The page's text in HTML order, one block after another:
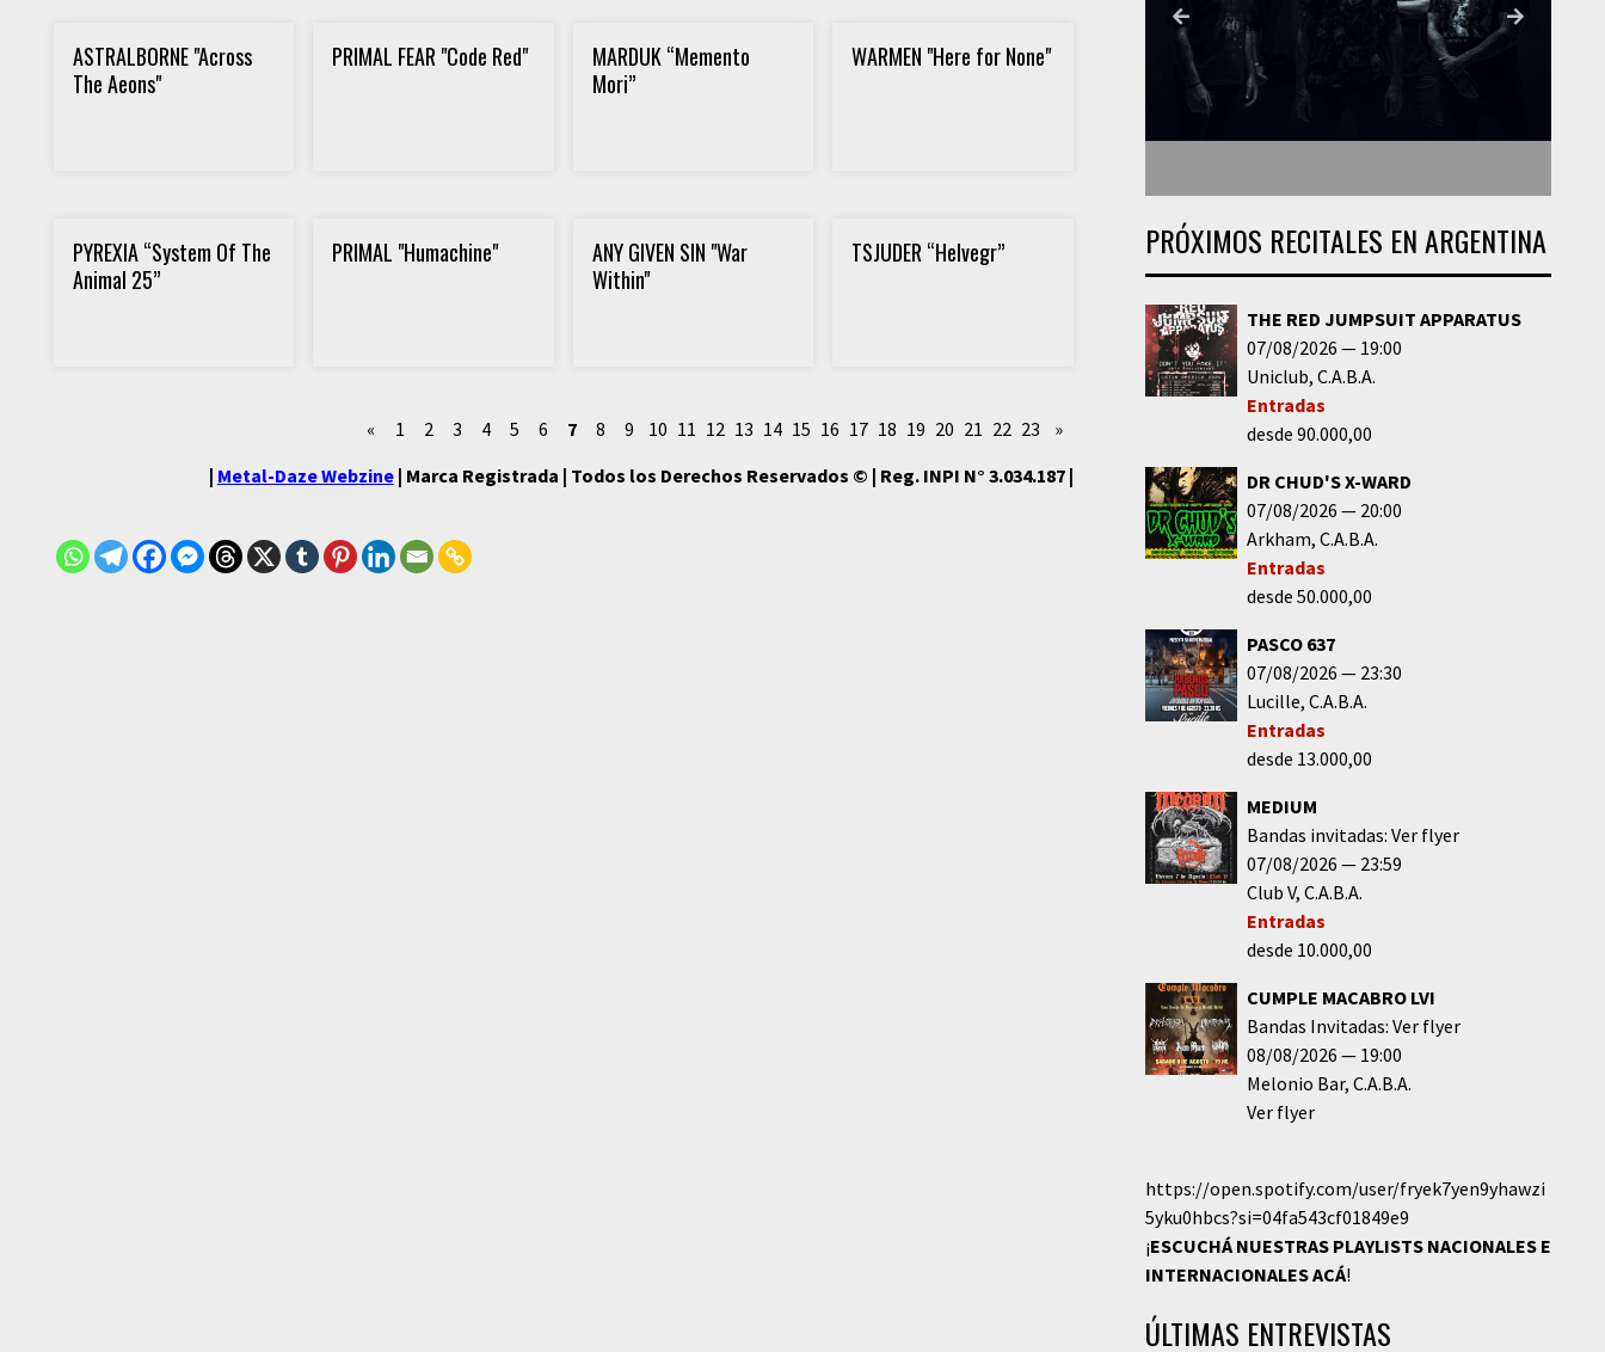
ASTRALBORNE "Across
The Aeons"
PRIMAL FEAR "Code Red"
MARDUK “Memento
Mori”
WARMEN "Here for None"
PYREXIA “System Of The
Animal 25”
PRIMAL "Humachine"
ANY GIVEN SIN "War
Within"
TSJUDER “Helvegr”
« 1 2 3 4 5 6 7 8 9 10 11 12 13 14 15 16 17 18 19 20 21 22 23
»
| Metal-Daze Webzine | Marca Registrada | Todos los Derechos Reservados © | Reg. INPI N° 3.034.187 |
PRÓXIMOS RECITALES EN ARGENTINA
THE RED JUMPSUIT APPARATUS
07/08/2026
19:00
Uniclub C.A.B.A.
Entradas
desde 90.000,00
DR CHUD'S X-WARD
07/08/2026
20:00
Arkham C.A.B.A.
Entradas
desde 50.000,00
PASCO 637
07/08/2026
23:30
Lucille C.A.B.A.
Entradas
desde 13.000,00
MEDIUM
Bandas invitadas: Ver flyer
07/08/2026
23:59
Club V C.A.B.A.
Entradas
desde 10.000,00
CUMPLE MACABRO LVI
Bandas Invitadas: Ver flyer
08/08/2026
19:00
Melonio Bar C.A.B.A.
Ver flyer
https://open.spotify.com/user/fryek7yen9yhawzi
5yku0hbcs?si=04fa543cf01849e9
¡ESCUCHÁ NUESTRAS PLAYLISTS NACIONALES E
INTERNACIONALESACÁ!
ÚLTIMAS ENTREVISTAS